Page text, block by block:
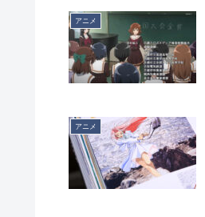
アニメ
アニメ